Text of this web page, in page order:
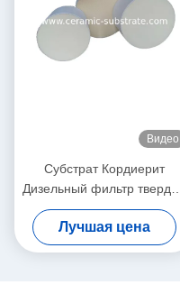
Видео
Субстрат Кордиерит
Дизельный фильтр твердых
частиц Белый высокая
пористость
Лучшая цена